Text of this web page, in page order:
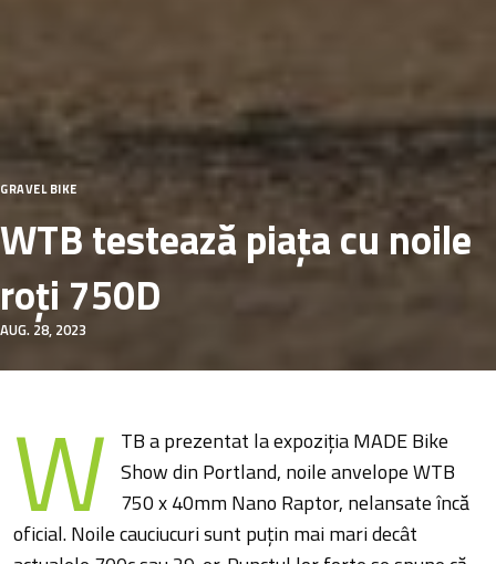
GRAVEL BIKE
WTB testează piața cu noile
roți 750D
AUG. 28, 2023
W TB a prezentat la expoziția MADE Bike
Show din Portland, noile anvelope WTB
750 x 40mm Nano Raptor, nelansate încă
oficial. Noile cauciucuri sunt puțin mai mari decât